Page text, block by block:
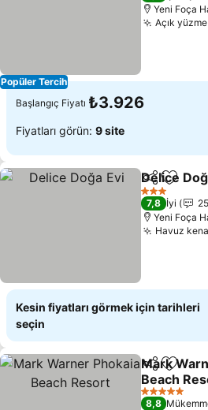
Popüler Tercih
Yeni Foça
Açık
Başlangıç Fiyatı ₺3.926
Fiyatları görün: 9 site
Paylaş
Delice
3 Yıldız
7,8 İyi
Yeni Foça
Havuz
Kesin fiyatları görmek için tarihleri
seçin
Paylaş
Mark
Beach
Fiyatları
5 Yıldız
8,8